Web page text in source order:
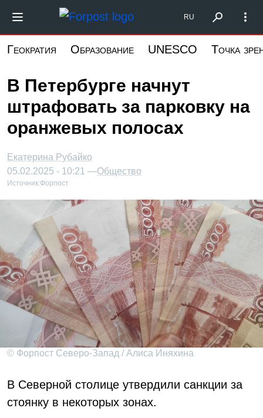
основному
Форпост Северо-Запад
RU
Геократия Образование UNESCO Точка
В Петербурге начнут
штрафовать за парковку на
оранжевых полосах
Екатерина Рубайко
05.02.2025 - 10:21 —Общество
Источник:Форпост
© Форпост Северо-Запад / Алиса Иняхина
В Северной столице утвердили санкции за
стоянку в некоторых зонах.